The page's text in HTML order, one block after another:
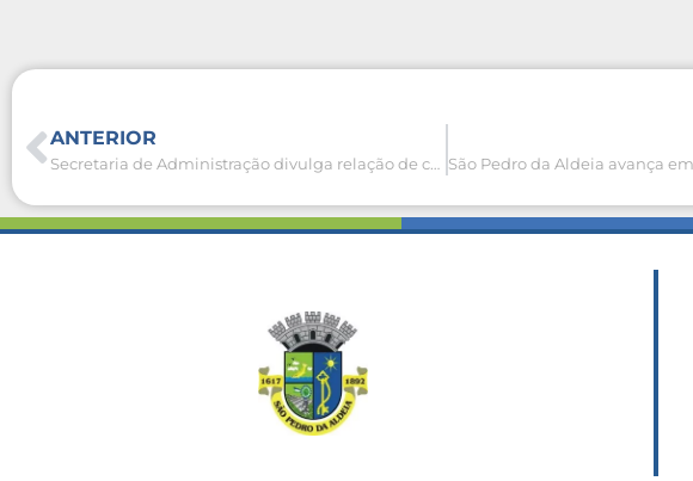
ANTERIOR
Secretaria de Administração divulga relação de candidatos eliminados do Concurso Público